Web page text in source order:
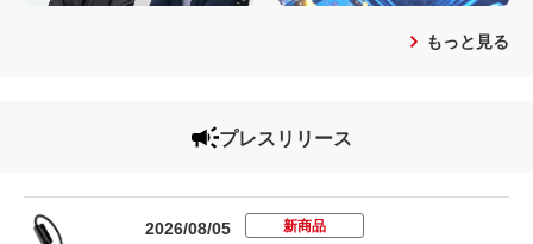
もっと見る
プレスリリース
2026/08/05 新商品